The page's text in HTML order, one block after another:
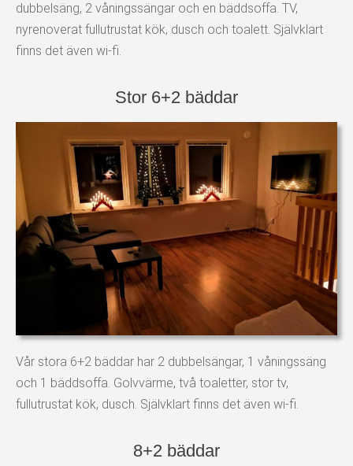
dubbelsäng, 2 våningssängar och en bäddsoffa. TV,
nyrenoverat fullutrustat kök, dusch och toalett. Självklart
finns det även wi-fi.
Stor 6+2 bäddar
Vår stora 6+2 bäddar har 2 dubbelsängar, 1 våningssäng
och 1 bäddsoffa. Golvvärme, två toaletter, stor tv,
fullutrustat kök, dusch. Självklart finns det även wi-fi.
8+2 bäddar